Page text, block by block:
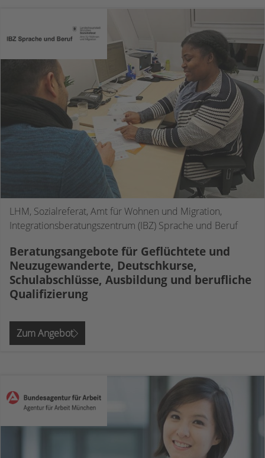
LHM, Sozialreferat, Amt für Wohnen und Migration,
Integrationsberatungszentrum (IBZ) Sprache und Beruf
Beratungsangebote für Geflüchtete und
Neuzugewanderte, Deutschkurse,
Schulabschlüsse, Ausbildung und berufliche
Qualifizierung
Zum Angebot